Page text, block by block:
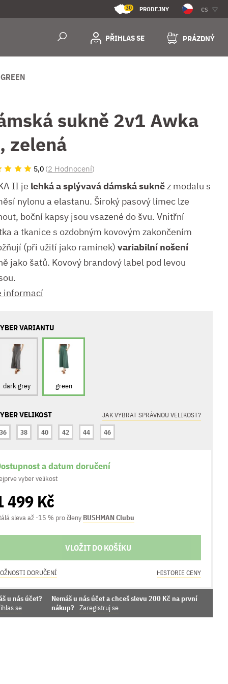
30 PRODEJNY CS
PŘIHLAS SE PRÁZDNÝ
sukně 2v1 Awka
zelená
5,0 (2 Hodnocení)
II je lehká a splývavá dámská sukněz modalu s
nylonu a elastanu. Široký pasový límec lze
boční kapsy jsou vsazené do švu. Vnitřní
a tkanice s ozdobným kovovým zakončením
(při užití jako ramínek) variabilní nošení
jako šatů. Kovový brandový label pod levou
informací
VARIANTU
dark grey green
VELIKOST
JAK VYBRAT SPRÁVNOU VELIKOST?
36
38 40 42 44 46
a datum doručení
vyber velikost
499 Kč
sleva až -15 % pro členy BUSHMAN Clubu
VLOŽIT DO KOŠÍKU
DORUČENÍ HISTORIE CENY
u nás účet?
se
Nemáš u nás účet a chceš slevu 200 Kč na první
nákup?
Zaregistruj se